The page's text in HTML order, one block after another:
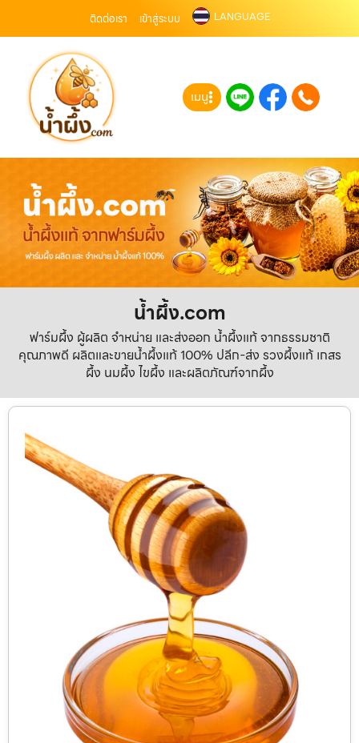
ติดต่อเรา เข้าสู่ระบบ LANGUAGE
เมนู
น้ำผึ้ง.com
ฟาร์มผึ้ง ผู้ผลิต จำหน่าย และส่งออก น้ำผึ้งแท้ จากธรรมชาติ
คุณภาพดี ผลิตและขายน้ำผึ้งแท้ 100% ปลีก-ส่ง รวงผึ้งแท้ เกสร
ผึ้ง นมผึ้ง ไขผึ้ง และผลิตภัณฑ์จากผึ้ง